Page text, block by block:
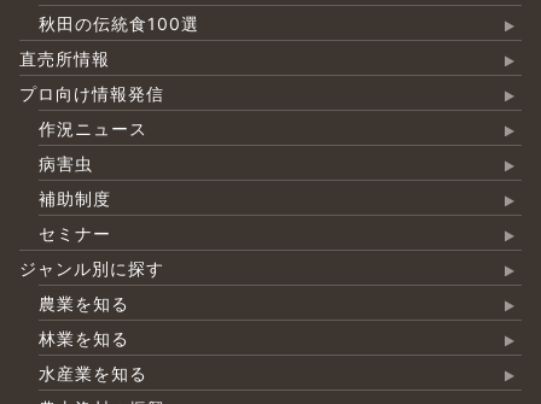
秋田の伝統食100選
直売所情報
プロ向け情報発信
作況ニュース
病害虫
補助制度
セミナー
ジャンル別に探す
農業を知る
林業を知る
水産業を知る